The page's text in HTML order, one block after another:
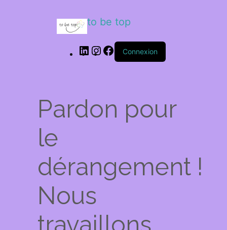
to be top
Connexion
Pardon pour
le
dérangement !
Nous